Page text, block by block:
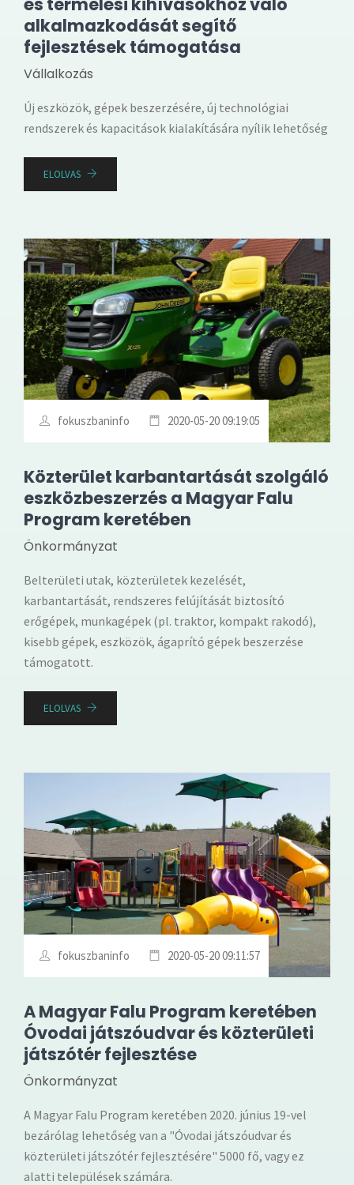
alkalmazkodását segítő
fejlesztések támogatása
Vállalkozás
Új eszközök, gépek beszerzésére, új technológiai
rendszerek és kapacitások kialakítására nyílik lehetőség
ELOLVAS
fokuszbaninfo 2020-05-20 09:19:05
Közterület karbantartását szolgáló
eszközbeszerzés a Magyar Falu
Program keretében
Önkormányzat
Belterületi utak, közterületek kezelését,
karbantartását, rendszeres felújítását biztosító
erőgépek, munkagépek (pl. traktor, kompakt rakodó),
kisebb gépek, eszközök, ágaprító gépek beszerzése
támogatott.
ELOLVAS
fokuszbaninfo 2020-05-20 09:11:57
A Magyar Falu Program keretében
Óvodai játszóudvar és közterületi
játszótér fejlesztése
Önkormányzat
A Magyar Falu Program keretében 2020. június 19-vel
bezárólag lehetőség van a "Óvodai játszóudvar és
közterületi játszótér fejlesztésére" 5000 fő, vagy ez
alatti települések számára.